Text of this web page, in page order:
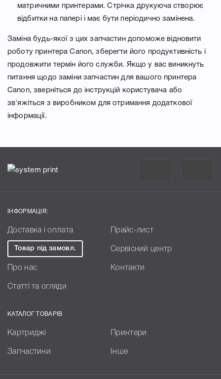
матричними принтерами. Стрічка друкуюча створює
відбитки на папері і має бути періодично замінена.
Заміна будь-якої з цих запчастин допоможе відновити
роботу принтера Canon, зберегти його продуктивність і
продовжити термін його служби. Якщо у вас виникнуть
питання щодо заміни запчастин для вашого принтера
Canon, зверніться до інструкцій користувача або
зв'яжіться з виробником для отримання додаткової
інформації.
ІНФОРМАЦІЯ:
Доставка і оплата Прайс-лист
Товар під замовл. Сервісний центр
Про нас Контакти
Статті та огляди
КАТАЛОГ ТОВАРІВ
Картриджі Принтери
Запчастини Інше